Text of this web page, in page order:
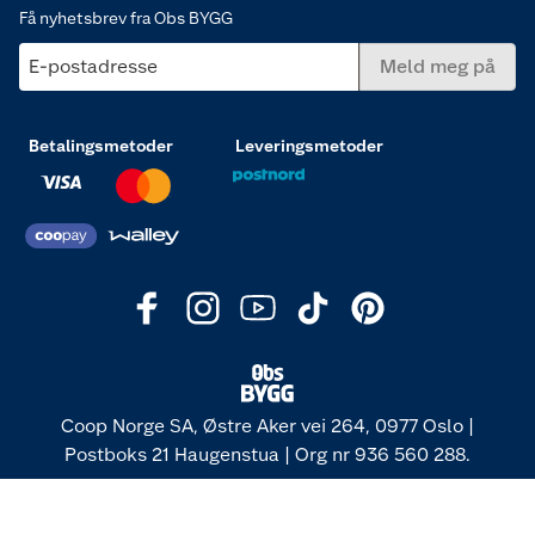
Få nyhetsbrev fra Obs BYGG
E-postadresse Meld meg på
Betalingsmetoder Leveringsmetoder
Coop Norge SA, Østre Aker vei 264, 0977 Oslo |
Postboks 21 Haugenstua | Org nr 936 560 288.